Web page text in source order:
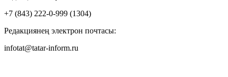
+7 (843) 222-0-999 (1304)
Редакциянең электрон почтасы:
infotat@tatar-inform.ru